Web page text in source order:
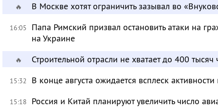
🔥 В Москве хотят ограничить зазывал во
16:05
Папа Римский призвал остановить атаки на
на Украине
🔥 Строительной отрасли не хватает до 400 тысяч
15:32 В конце августа ожидается всплеск
15:18 Россия и Китай планируют увеличить число